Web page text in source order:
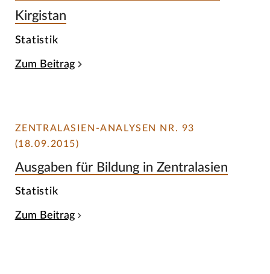
Kirgistan
Statistik
Zum Beitrag
ZENTRALASIEN-ANALYSEN NR. 93
(18.09.2015)
Ausgaben für Bildung in Zentralasien
Statistik
Zum Beitrag